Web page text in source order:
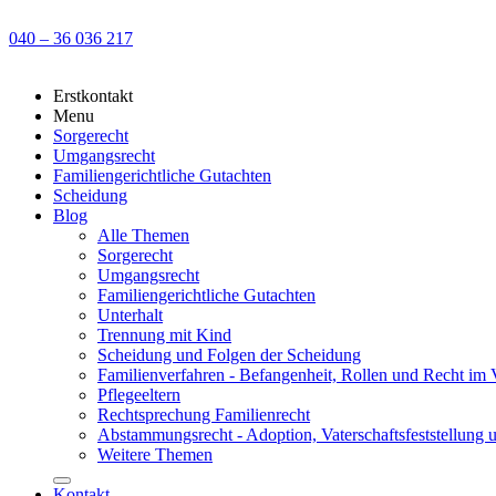
040 – 36 036 217
Erstkontakt
Menu
Sorgerecht
Umgangsrecht
Familiengerichtliche Gutachten
Scheidung
Blog
Alle Themen
Sorgerecht
Umgangsrecht
Familiengerichtliche Gutachten
Unterhalt
Trennung mit Kind
Scheidung und Folgen der Scheidung
Familienverfahren - Befangenheit, Rollen und Recht im
Pflegeeltern
Rechtsprechung Familienrecht
Abstammungsrecht - Adoption, Vaterschaftsfeststellung
Weitere Themen